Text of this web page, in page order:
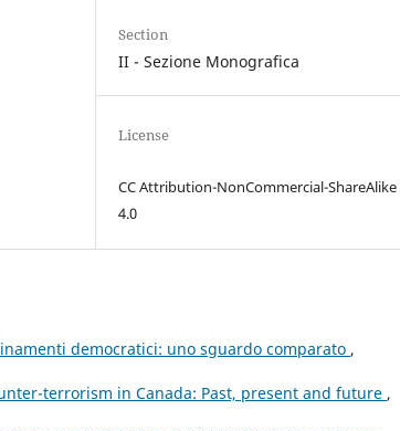
Section
II - Sezione Monografica
License
CC Attribution-NonCommercial-ShareAlike
4.0
democratici: uno sguardo comparato ,
terrorism in Canada: Past, present and future ,